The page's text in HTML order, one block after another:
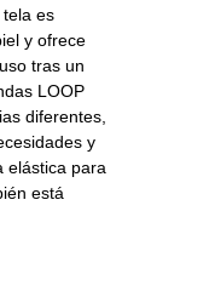
es
y ofrece
tras un
LOOP
diferentes,
y
elástica para
está